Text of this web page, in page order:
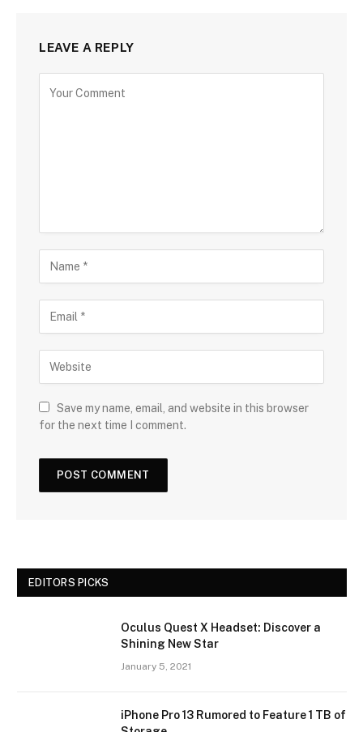
LEAVE A REPLY
Save my name, email, and website in this browser
for the next time I comment.
EDITORS PICKS
Oculus Quest X Headset: Discover a
Shining New Star
January 5, 2021
iPhone Pro 13 Rumored to Feature 1 TB of